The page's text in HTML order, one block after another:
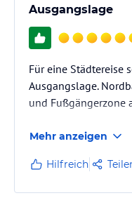
Ausgangslage
Für eine Städtereise
Ausgangslage.
und Fußgängerzone
Mehr anzeigen
Hilfreich